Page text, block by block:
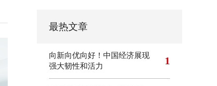
最热文章
向新向优向好！中国经济展现
强大韧性和活力
1